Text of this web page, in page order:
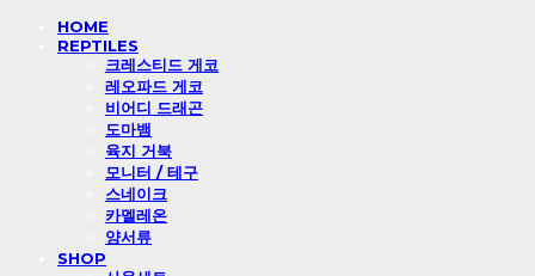
HOME
REPTILES
크레스티드 게코
레오파드 게코
비어디 드래곤
도마뱀
육지 거북
모니터 / 테구
스네이크
카멜레온
양서류
SHOP